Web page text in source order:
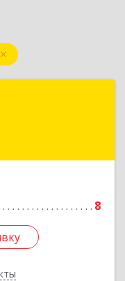
8
Сергей
Подробнее